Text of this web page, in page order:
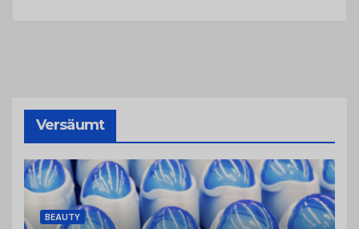
Versäumt
BEAUTY